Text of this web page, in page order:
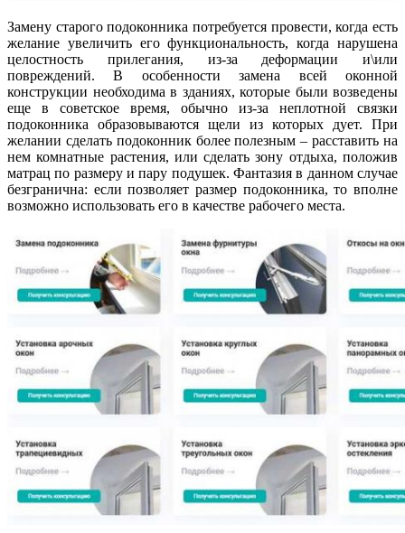
Замену старого подоконника потребуется провести, когда есть
желание увеличить его функциональность, когда нарушена
целостность прилегания, из-за деформации и\или
повреждений. В особенности замена всей оконной
конструкции необходима в зданиях, которые были возведены
еще в советское время, обычно из-за неплотной связки
подоконника образовываются щели из которых дует. При
желании сделать подоконник более полезным – расставить на
нем комнатные растения, или сделать зону отдыха, положив
матрац по размеру и пару подушек. Фантазия в данном случае
безгранична: если позволяет размер подоконника, то вполне
возможно использовать его в качестве рабочего места.